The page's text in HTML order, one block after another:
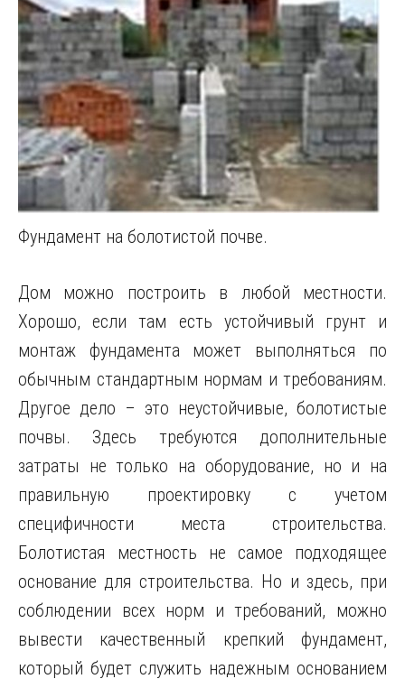
Фундамент на болотистой почве.
Дом можно построить в любой местности.
Хорошо, если там есть устойчивый грунт и
монтаж фундамента может выполняться по
обычным стандартным нормам и требованиям.
Другое дело – это неустойчивые, болотистые
почвы. Здесь требуются дополнительные
затраты не только на оборудование, но и на
правильную проектировку с учетом
специфичности места строительства.
Болотистая местность не самое подходящее
основание для строительства. Но и здесь, при
соблюдении всех норм и требований, можно
вывести качественный крепкий фундамент,
который будет служить надежным основанием